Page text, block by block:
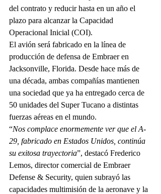
del contrato y reducir hasta en un año el
plazo para alcanzar la Capacidad
Operacional Inicial (COI).
El avión será fabricado en la línea de
producción de defensa de Embraer en
Jacksonville, Florida. Desde hace más de
una década, ambas compañías mantienen
una sociedad que ya ha entregado cerca de
50 unidades del Super Tucano a distintas
fuerzas aéreas en el mundo.
“Nos complace enormemente ver que el A-
29, fabricado en Estados Unidos, continúa
su exitosa trayectoria”, destacó Frederico
Lemos, director comercial de Embraer
Defense & Security, quien subrayó las
capacidades multimisión de la aeronave y la